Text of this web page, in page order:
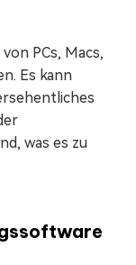
PCs, Macs,
Es kann
was es zu